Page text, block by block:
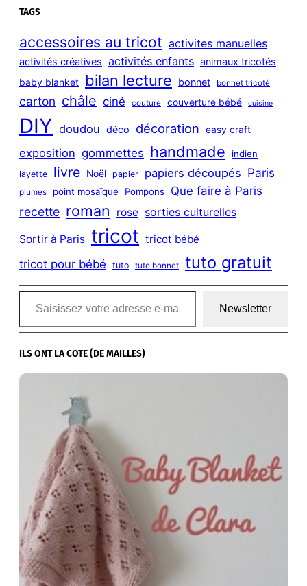
a
c
h
TAGS
accessoires au tricot activites manuelles
activités créatives activités enfants animaux tricotés
baby blanket bilan lecture bonnet bonnet tricoté
carton châle ciné couture couverture bébé cuisine
DIY doudou déco décoration easy craft
exposition gommettes handmade indien
layette livre Noël papier papiers découpés Paris
plumes point mosaïque Pompons Que faire à Paris
recette roman rose sorties culturelles
Sortir à Paris tricot tricot bébé
tricot pour bébé tuto tuto bonnet tuto gratuit
Saisissez votre adresse e-mail…
Newsletter
ILS ONT LA COTE (DE MAILLES)